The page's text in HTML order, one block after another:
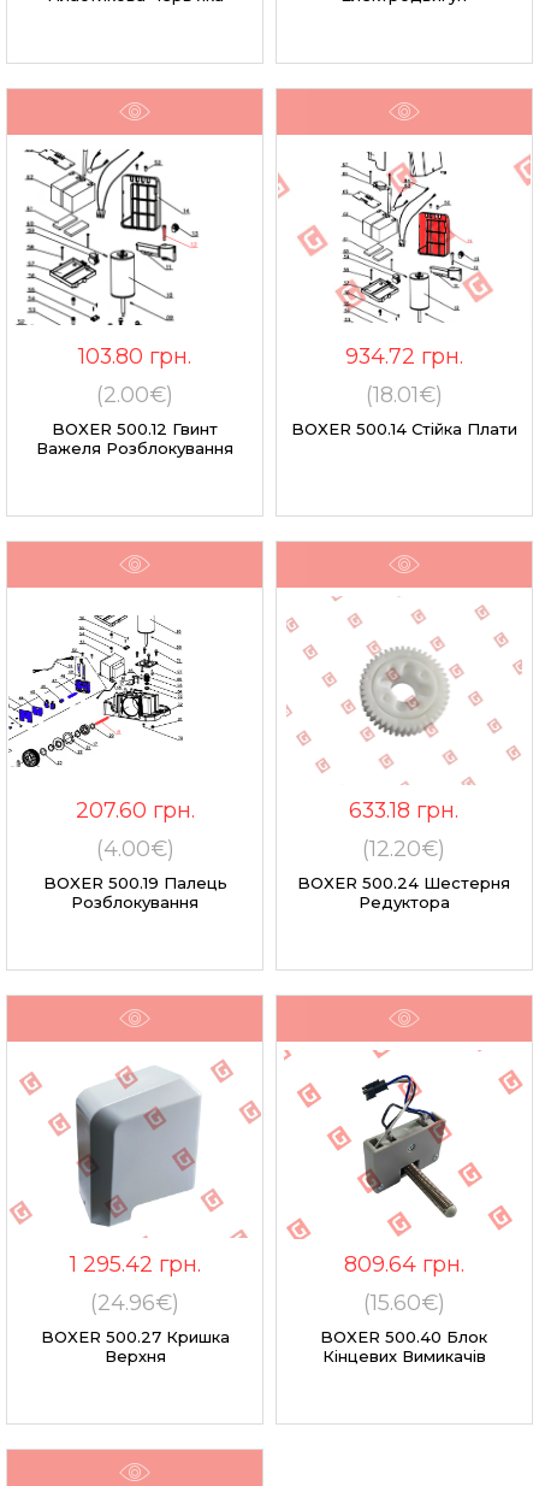
103.80 грн.
(2.00€)
BOXER 500.12 Гвинт
Важеля Розблокування
934.72 грн.
(18.01€)
BOXER 500.14 Стійка Плати
207.60 грн.
(4.00€)
BOXER 500.19 Палець
Розблокування
633.18 грн.
(12.20€)
BOXER 500.24 Шестерня
Редуктора
1 295.42 грн.
(24.96€)
BOXER 500.27 Кришка
Верхня
809.64 грн.
(15.60€)
BOXER 500.40 Блок
Кінцевих Вимикачів